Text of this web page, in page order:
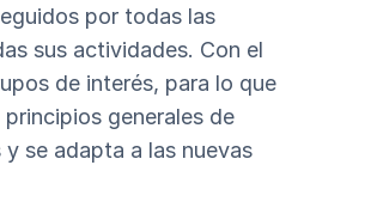
por todas las
sus actividades. Con el
de interés, para lo que
generales de
se adapta a las nuevas